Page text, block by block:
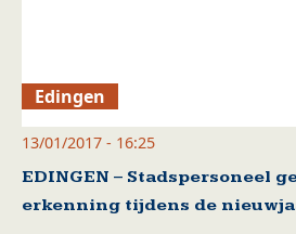
Edingen
13/01/2017 - 16:25
EDINGEN – Stadspersoneel
erkenning tijdens de